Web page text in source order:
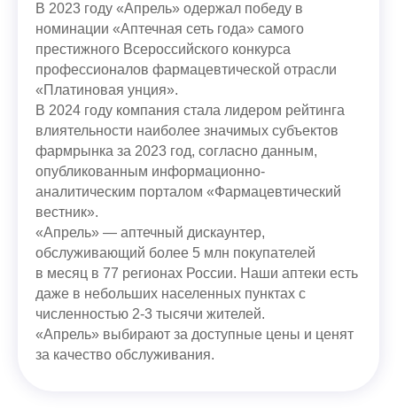
В 2023 году «Апрель» одержал победу в
номинации «Аптечная сеть года» самого
престижного Всероссийского конкурса
профессионалов фармацевтической отрасли
«Платиновая унция».
В 2024 году компания стала лидером рейтинга
влиятельности наиболее значимых субъектов
фармрынка за 2023 год, согласно данным,
опубликованным информационно-
аналитическим порталом «Фармацевтический
вестник».
«Апрель» — аптечный дискаунтер,
обслуживающий более 5 млн покупателей
в месяц в 77 регионах России. Наши аптеки есть
даже в небольших населенных пунктах с
численностью 2-3 тысячи жителей.
«Апрель» выбирают за доступные цены и ценят
за качество обслуживания.